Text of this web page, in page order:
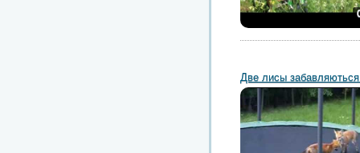
Две лисы забавляються